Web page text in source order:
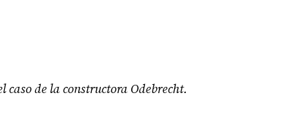
de la constructora Odebrecht.